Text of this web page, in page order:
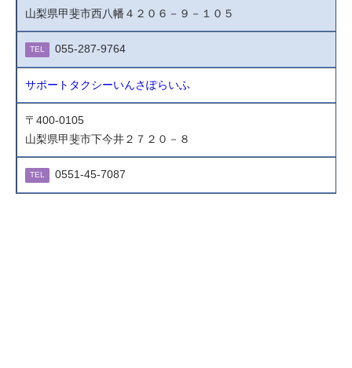
山梨県甲斐市西八幡４２０６－９－１０５
TEL 055-287-9764
サポートタクシーいんさぽらいふ
〒400-0105
山梨県甲斐市下今井２７２０－８
TEL 0551-45-7087